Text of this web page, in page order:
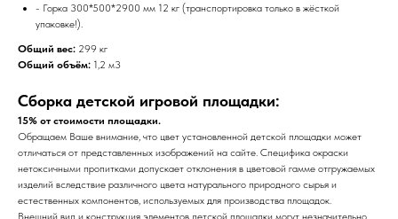
- Горка 300*500*2900 мм 12 кг (транспортировка только в жёсткой
упаковке!).
Общий вес: 299 кг
Общий объём: 1,2 м3
Сборка детской игровой площадки:
15% от стоимости площадки.
Обращаем Ваше внимание, что цвет установленной детской площадки может
отличаться от представленных изображений на сайте. Специфика окраски
нетоксичными пропитками допускает отклонения в цветовой гамме отгружаемых
изделий вследствие различного цвета натурального природного сырья и
естественных компонентов, используемых для производства площадок.
Внешний вид и конструкция элементов детской площадки могут незначительно